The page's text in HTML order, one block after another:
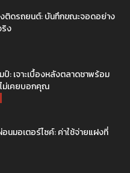
ติดรถยนต์: บันทึกขณะจอดอย่าง
ริง
: เจาะเบื้องหลังตลาดชาพร้อม
ม่เคยบอกคุณ
นมอเตอร์ไซค์: ค่าใช้จ่ายแฝงที่